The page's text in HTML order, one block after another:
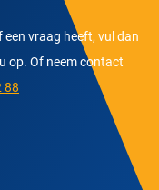
vraag heeft, vul dan
op. Of neem contact
88